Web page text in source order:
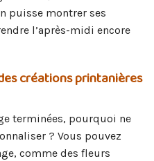
puisse montrer ses
l’après-midi encore
créations printanières
terminées, pourquoi ne
? Vous pouvez
comme des fleurs